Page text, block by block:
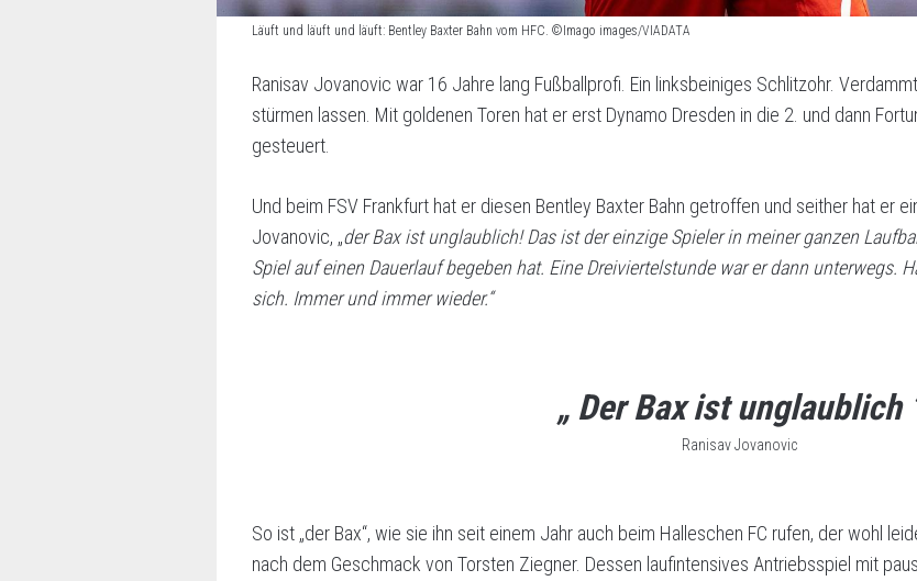
Läuft und läuft und läuft: Bentley Baxter Bahn vom HFC. ©Imago images/VIADATA
Ranisav Jovanovic war 16 Jahre lang Fußballprofi. Ein linksbeiniges Schlitzohr.
stürmen lassen. Mit goldenen Toren hat er erst Dynamo Dresden in die 2. und dann
gesteuert.
Und beim FSV Frankfurt hat er diesen Bentley Baxter Bahn getroffen und seither hat er
Jovanovic, „der Bax ist unglaublich! Das ist der einzige Spieler in meiner ganzen
Spiel auf einen Dauerlauf begeben hat. Eine Dreiviertelstunde war er dann unterwegs.
sich. Immer und immer wieder.“
„ Der Bax ist unglaublich
Ranisav Jovanovic
So ist „der Bax“, wie sie ihn seit einem Jahr auch beim Halleschen FC rufen, der wohl
nach dem Geschmack von Torsten Ziegner. Dessen laufintensives Antriebsspiel mit